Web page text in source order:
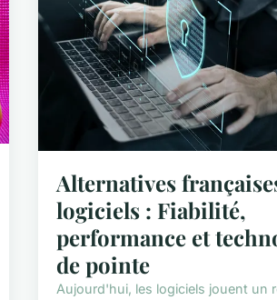
Alternatives
logiciels : Fiabilité,
performance et
de pointe
Aujourd'hui, les logiciels jouent un